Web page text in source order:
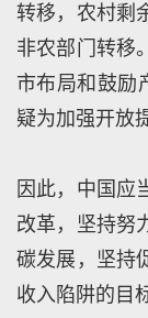
转移，农村剩
非农部门转移
市布局和鼓励
疑为加强开放
因此，中国应
改革，坚持努
碳发展，坚持
收入陷阱的目